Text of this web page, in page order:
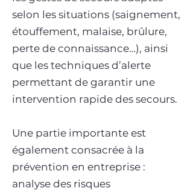
selon les situations (saignement,
étouffement, malaise, brûlure,
perte de connaissance…), ainsi
que les techniques d’alerte
permettant de garantir une
intervention rapide des secours.
Une partie importante est
également consacrée à la
prévention en entreprise :
analyse des risques